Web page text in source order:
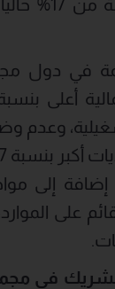
في دول
على
في